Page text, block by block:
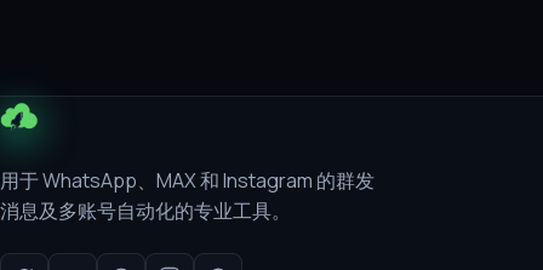
用于 WhatsApp、MAX 和 Instagram 的群发
消息及多账号自动化的专业工具。